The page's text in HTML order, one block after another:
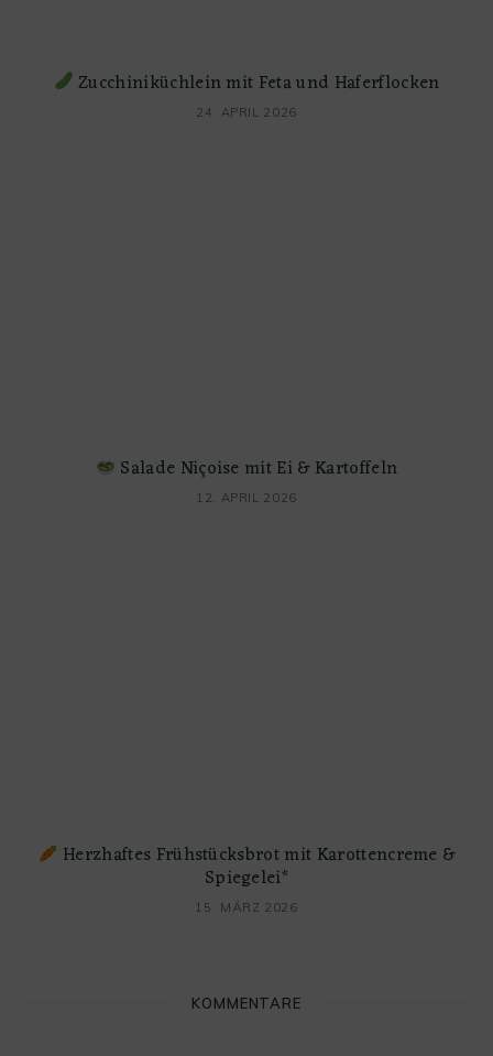
Zucchiniküchlein mit Feta und Haferflocken
24. APRIL 2026
Salade Niçoise mit Ei & Kartoffeln
12. APRIL 2026
Herzhaftes Frühstücksbrot mit Karottencreme &
Spiegelei*
15. MÄRZ 2026
KOMMENTARE